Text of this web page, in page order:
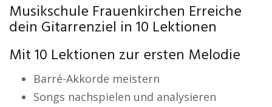
Musikschule Frauenkirchen Erreiche
dein Gitarrenziel in 10 Lektionen
Mit 10 Lektionen zur ersten Melodie
Barré-Akkorde meistern
Songs nachspielen und analysieren